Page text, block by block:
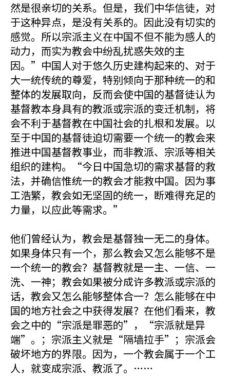
然是很亲切的关系。但是，我们中华信徒，对
于这种异点，是没有关系的。因此没有切实的
感觉。所以宗派主义在中国不但不能为感人的
动力，而实为教会中纷乱扰惑失效的主
因。”中国人对于悠久历史建构起来的、对于
大一统传统的尊爱，特别倾向于那种统一的和
整体的发展取向，反而会使中国的基督徒认为
基督教本身具有的教派或宗派的变迁机制，将
会不利于基督教在中国社会的扎根和发展。以
至于中国的基督徒迫切需要一个统一的教会来
推进中国基督教事业，而非教派、宗派等相关
组织的建构。“今日中国急切的需求基督的救
法，并确信惟统一的教会才能救中国。因为事
工浩繁，教会如无坚固的统一，断难得充足的
力量，以应此等需求。”
他们曾经认为，教会是基督独一无二的身体。
如果身体只有一个，那么教会又怎么能够不是
一个统一的教会？基督教就是一主、一信、一
洗、一神；教会如果被分成许多教派或宗派的
话，教会又怎么能够整体合一？怎么能够在中
国的地方社会之中获得发展？在他们看来，教
会之中的“宗派是罪恶的”，“宗派就是异
端”。；宗派主义就是“隔墙拉手”；宗派会
破坏地方的界限。因为，一个教会属于一个工
人，就变成宗派、教派了。……